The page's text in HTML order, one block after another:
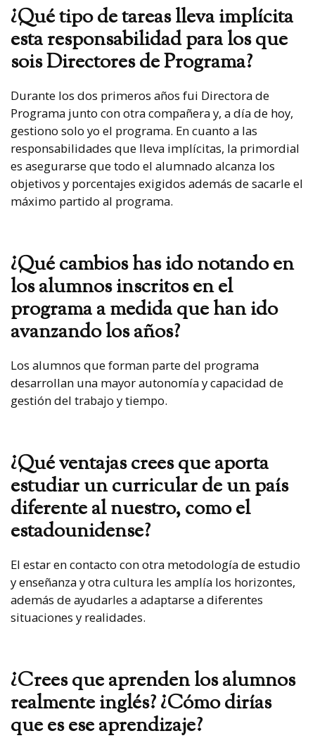
¿Qué tipo de tareas lleva implícita
esta responsabilidad para los que
sois Directores de Programa?
Durante los dos primeros años fui Directora de
Programa junto con otra compañera y, a día de hoy,
gestiono solo yo el programa. En cuanto a las
responsabilidades que lleva implícitas, la primordial
es asegurarse que todo el alumnado alcanza los
objetivos y porcentajes exigidos además de sacarle el
máximo partido al programa.
¿Qué cambios has ido notando en
los alumnos inscritos en el
programa a medida que han ido
avanzando los años?
Los alumnos que forman parte del programa
desarrollan una mayor autonomía y capacidad de
gestión del trabajo y tiempo.
¿Qué ventajas crees que aporta
estudiar un curricular de un país
diferente al nuestro, como el
estadounidense?
El estar en contacto con otra metodología de estudio
y enseñanza y otra cultura les amplía los horizontes,
además de ayudarles a adaptarse a diferentes
situaciones y realidades.
¿Crees que aprenden los alumnos
realmente inglés? ¿Cómo dirías
que es ese aprendizaje?